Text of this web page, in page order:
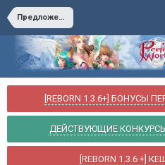
Предложения
[REBORN 1.3.6+]
ДЕЙСТВУЮЩИЕ
[REBORN 1.3.6 +]